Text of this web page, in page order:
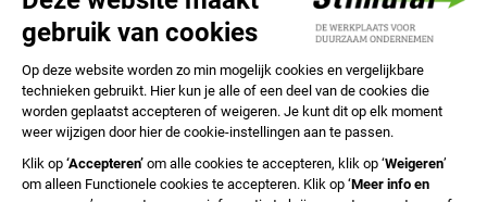
STIMULAR NIEUWSBRIEVEN
ABONNEER NU
Privacyverklaring Cookiebeleid Colofon Disclaimer